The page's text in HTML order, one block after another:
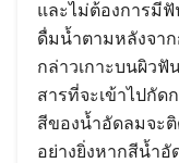
และไม่ต้องการมีฟั
ดื่มน้ำตามหลังจา
กล่าวเกาะบนผิว
สารที่จะเข้าไปกั
สีของน้ำอัดลมจะ
อย่างยิ่งหากสีน้ำ